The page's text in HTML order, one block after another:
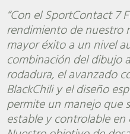
“Con el SportContact 7
rendimiento de nuestro
mayor éxito a un nivel
combinación del dibujo
rodadura, el avanzado
BlackChili y el diseño
permite un manejo que
estable y controlable